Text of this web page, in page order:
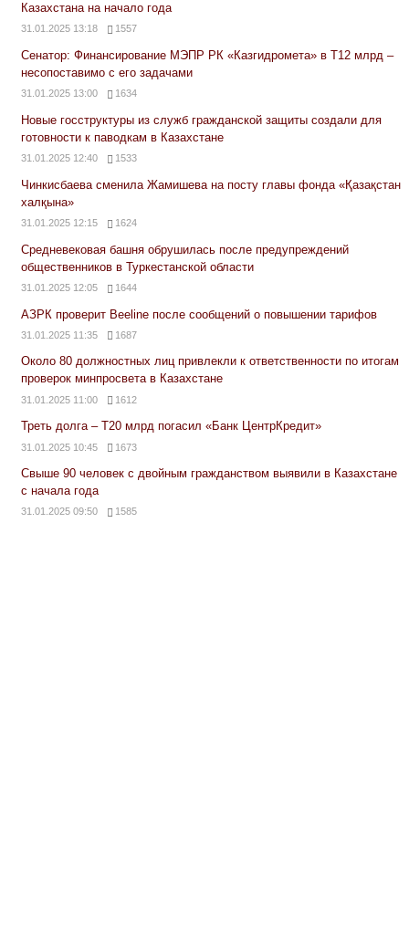
Казахстана на начало года
31.01.2025 13:18 1557
Сенатор: Финансирование МЭПР РК «Казгидромета» в Т12 млрд –
несопоставимо с его задачами
31.01.2025 13:00 1634
Новые госструктуры из служб гражданской защиты создали для
готовности к паводкам в Казахстане
31.01.2025 12:40 1533
Чинкисбаева сменила Жамишева на посту главы фонда «Қазақстан
халқына»
31.01.2025 12:15 1624
Средневековая башня обрушилась после предупреждений
общественников в Туркестанской области
31.01.2025 12:05 1644
АЗРК проверит Beeline после сообщений о повышении тарифов
31.01.2025 11:35 1687
Около 80 должностных лиц привлекли к ответственности по итогам
проверок минпросвета в Казахстане
31.01.2025 11:00 1612
Треть долга – Т20 млрд погасил «Банк ЦентрКредит»
31.01.2025 10:45 1673
Свыше 90 человек с двойным гражданством выявили в Казахстане
с начала года
31.01.2025 09:50 1585